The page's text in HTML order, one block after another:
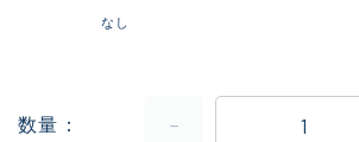
なし
数量